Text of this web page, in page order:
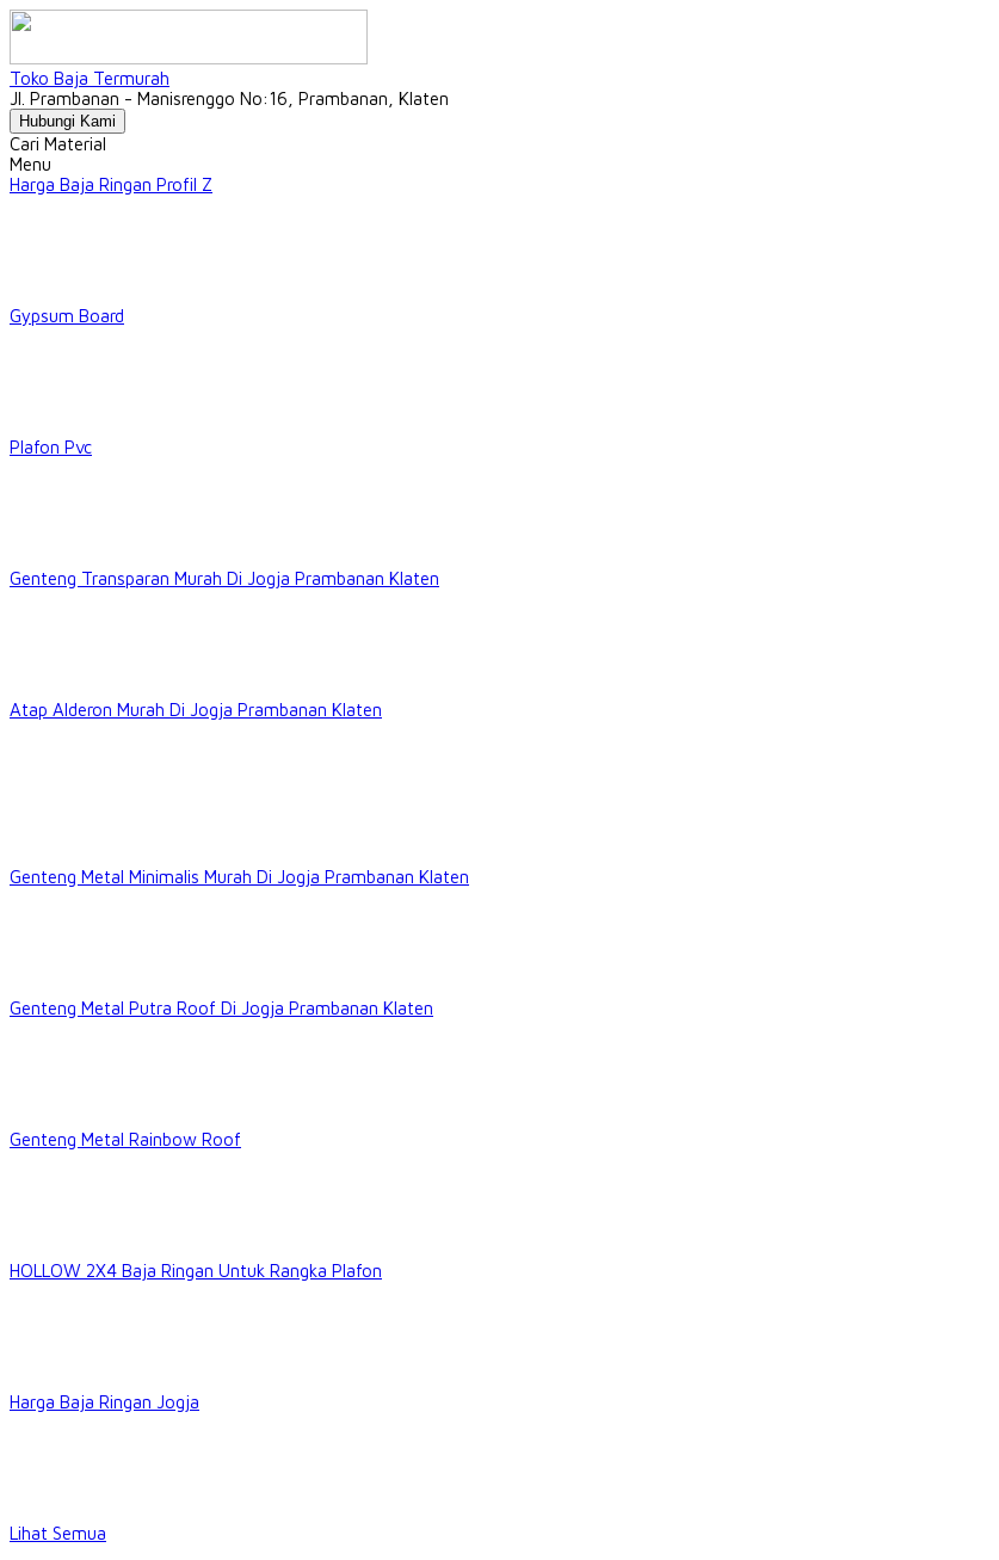
Toko Baja Termurah
Jl. Prambanan - Manisrenggo No:16, Prambanan, Klaten
Hubungi Kami
Cari Material
Menu
Harga Baja Ringan Profil Z
Gypsum Board
Plafon Pvc
Genteng Transparan Murah Di Jogja Prambanan Klaten
Atap Alderon Murah Di Jogja Prambanan Klaten
Genteng Metal Minimalis Murah Di Jogja Prambanan Klaten
Genteng Metal Putra Roof Di Jogja Prambanan Klaten
Genteng Metal Rainbow Roof
HOLLOW 2X4 Baja Ringan Untuk Rangka Plafon
Harga Baja Ringan Jogja
Lihat Semua